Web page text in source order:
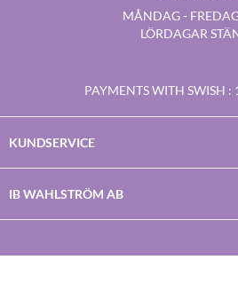
MÅNDAG -
LÖRDAGAR
PAYMENTS WITH SWISH :
KUNDSERVICE
IB WAHLSTRÖM AB
Facebook